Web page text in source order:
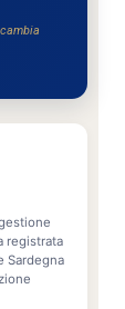
registrata
Sardegna